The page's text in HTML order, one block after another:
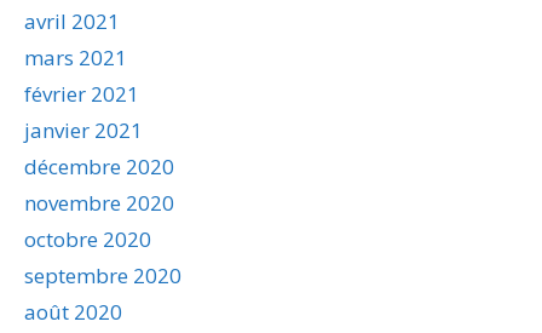
avril 2021
mars 2021
février 2021
janvier 2021
décembre 2020
novembre 2020
octobre 2020
septembre 2020
août 2020